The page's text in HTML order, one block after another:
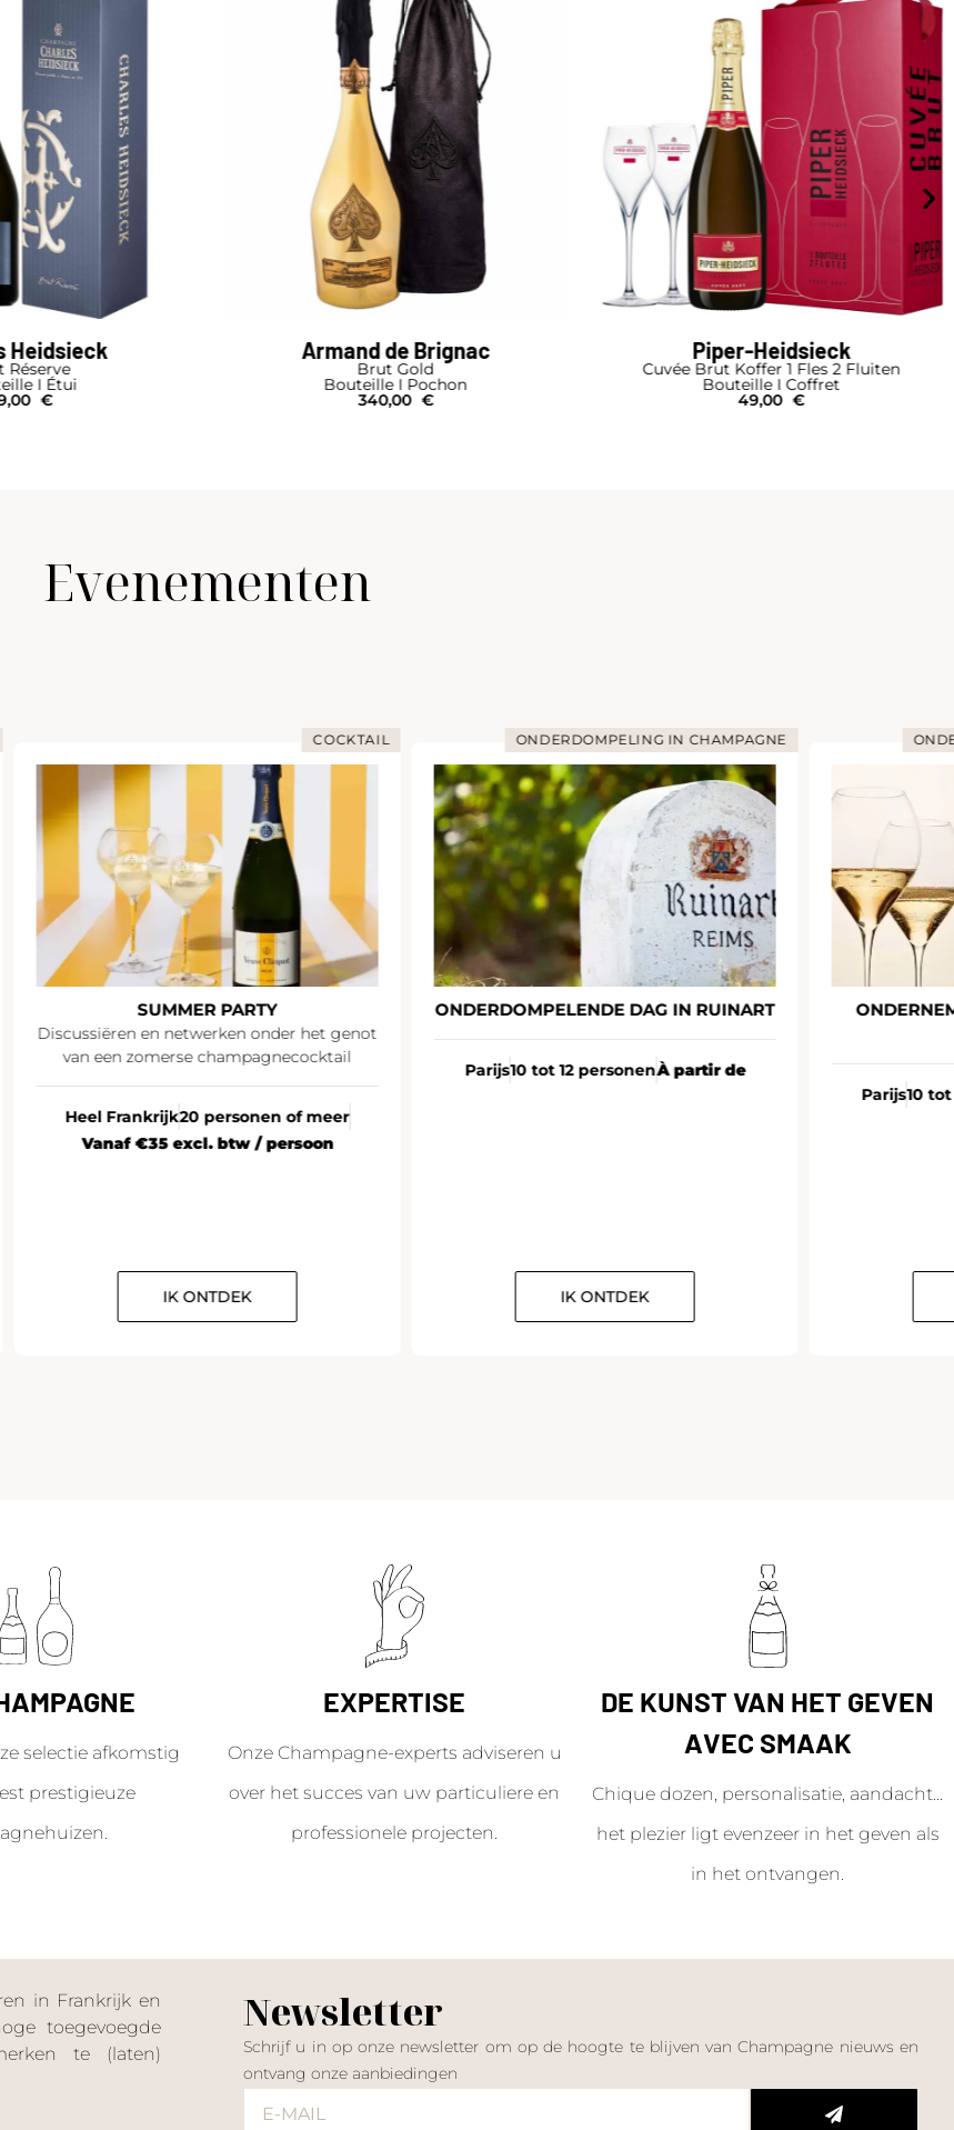
Armand de Brignac
Bouteille I Pochon
Piper-Heidsieck
Cuvée Brut Koffer 1 Fles 2 Fluiten
Bouteille I Coffret
Evenementen
COCKTAIL
SUMMER PARTY
Discussiëren en netwerken onder het genot
van een zomerse champagnecocktail
Heel Frankrijk20 personen of meer
Vanaf €35 excl. btw / persoon
IK ONTDEK
ONDERDOMPELING IN CHAMPAGNE
ONDERDOMPELENDE DAG IN RUINART
Parijs10 tot 12 personenÀ partir de
IK ONTDEK
Parijs10
selectie afkomstig
prestigieuze
EXPERTISE
Onze Champagne-experts adviseren u
over het succes van uw particuliere en
professionele projecten.
DE KUNST VAN HET GEVEN
AVEC SMAAK
Chique dozen, personalisatie, aandacht...
het plezier ligt evenzeer in het geven als
in het ontvangen.
in Frankrijk en
toegevoegde
te (laten)
Newsletter
Schrijf u in op onze newsletter om op de hoogte te blijven van Champagne nieuws en
ontvang onze aanbiedingen